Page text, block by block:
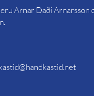
Arnar Daði Arnarsson
@handkastid.net